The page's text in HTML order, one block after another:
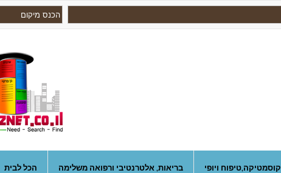
קוסמטיקה,טיפוח ויופי בריאות, אלטרנטיבי ורפואה משלימה הכל לבית